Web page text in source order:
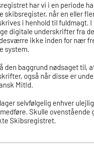
har vi i en periode
skibsregister, når en eller
i henhold til fuldmagt.
digitale underskrifter fra
ikke inden for nær
system.
den baggrund nødsaget til,
også når disse er
MitId.
selvfølgelig enhver
Skulle ovenstående
Skibsregistret.